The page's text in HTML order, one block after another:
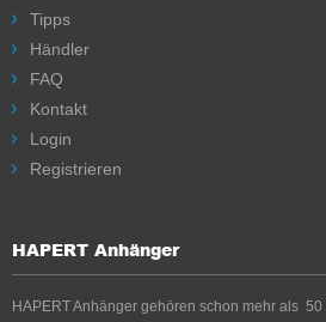
Tipps
Händler
FAQ
Kontakt
Login
Registrieren
HAPERT Anhänger
HAPERT Anhänger gehören schon mehr als